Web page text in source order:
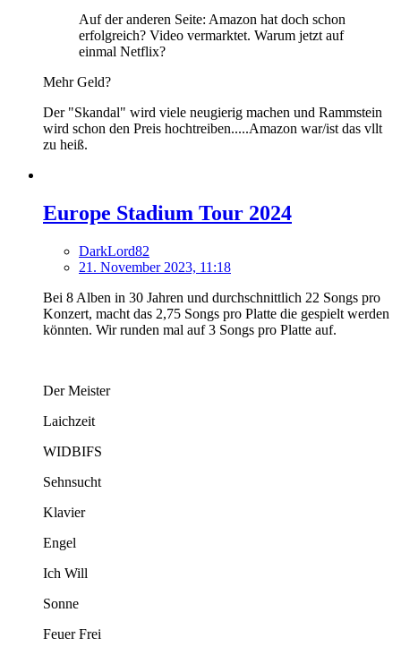
Auf der anderen Seite: Amazon hat doch schon
erfolgreich? Video vermarktet. Warum jetzt auf
einmal Netflix?
Mehr Geld?
Der "Skandal" wird viele neugierig machen und Rammstein
wird schon den Preis hochtreiben.....Amazon war/ist das vllt
zu heiß.
Europe Stadium Tour 2024
DarkLord82
21. November 2023, 11:18
Bei 8 Alben in 30 Jahren und durchschnittlich 22 Songs pro
Konzert, macht das 2,75 Songs pro Platte die gespielt werden
könnten. Wir runden mal auf 3 Songs pro Platte auf.
Der Meister
Laichzeit
WIDBIFS
Sehnsucht
Klavier
Engel
Ich Will
Sonne
Feuer Frei